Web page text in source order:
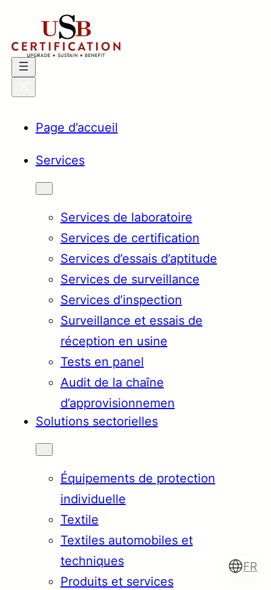
contenu
Page d’accueil
Services
Services de laboratoire
Services de certification
Services d’essais d’aptitude
Services de surveillance
Services d’inspection
Surveillance et essais de
réception en usine
Tests en panel
Audit de la chaîne
d’approvisionnemen
Solutions sectorielles
Équipements de protection
individuelle
Textile
Textiles automobiles et
techniques
Produits et services
FR